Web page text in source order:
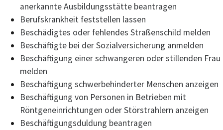
anerkannte Ausbildungsstätte beantragen
Berufskrankheit feststellen lassen
Beschädigtes oder fehlendes Straßenschild melden
Beschäftigte bei der Sozialversicherung anmelden
Beschäftigung einer schwangeren oder stillenden Frau
melden
Beschäftigung schwerbehinderter Menschen anzeigen
Beschäftigung von Personen in Betrieben mit
Röntgeneinrichtungen oder Störstrahlern anzeigen
Beschäftigungsduldung beantragen